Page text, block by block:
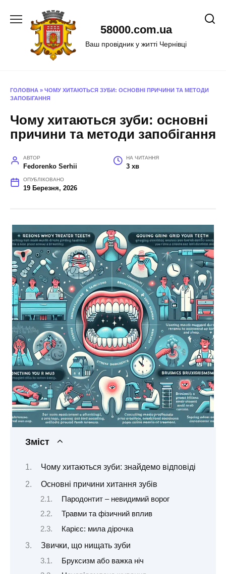
58000.com.ua
Ваш провідник у житті Чернівці
ГОЛОВНА » ЧОМУ ХИТАЮТЬСЯ ЗУБИ: ОСНОВНІ ПРИЧИНИ ТА МЕТОДИ
ЗАПОБІГАННЯ
Чому хитаються зуби: основні
причини та методи запобігання
АВТОР
Fedorenko Serhii
НА ЧИТАННЯ
3 хв
ОПУБЛІКОВАНО
19 Березня, 2026
Зміст
Чому хитаються зуби: знайдемо відповіді
Основні причини хитання зубів
Пародонтит – невидимий ворог
Травми та фізичний вплив
Карієс: мила дірочка
Звички, що нищать зуби
Бруксизм або важка ніч